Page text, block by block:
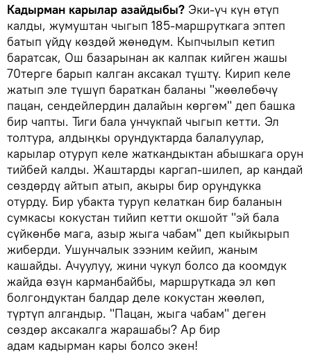
Кадырман карылар азайдыбы? Эки-үч күн өтүп
калды, жумуштан чыгып 185-маршруткага эптеп
батып үйдү көздөй жөнөдүм. Кыпчылып кетип
баратсак, Ош базарынан ак калпак кийген жашы
70терге барып калган аксакал түштү. Кирип келе
жатып эле түшүп бараткан баланы "жөөлөбөчү
пацан, сендейлердин далайын көргөм" деп башка
бир чапты. Тиги бала унчукпай чыгып кетти. Эл
толтура, алдыңкы орундуктарда балалуулар,
карылар отуруп келе жаткандыктан абышкага орун
тийбей калды. Жаштарды каргап-шилеп, ар кандай
сөздөрдү айтып атып, акыры бир орундукка
отурду. Бир убакта туруп келаткан бир баланын
сумкасы кокустан тийип кетти окшойт "эй бала
сүйкөнбө мага, азыр жыга чабам" деп кыйкырып
жиберди. Ушунчалык зээним кейип, жаным
кашайды. Ачуулуу, жини чукул болсо да коомдук
жайда өзүн карманбайбы, маршруткада эл көп
болгондуктан балдар деле кокустан жөөлөп,
түртүп алгандыр. "Пацан, жыга чабам" деген
сөздөр аксакалга жарашабы? Ар бир
адам кадырман кары болсо экен!